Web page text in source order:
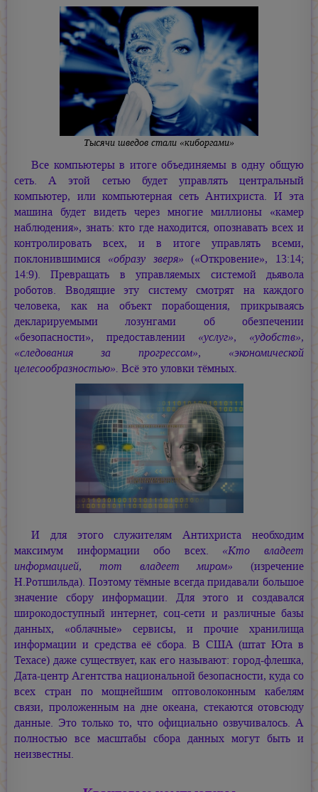
Тысячи шведов стали «киборгами»
Все компьютеры в итоге объединяемы в одну общую
сеть. А этой сетью будет управлять центральный
компьютер, или компьютерная сеть Антихриста. И эта
машина будет видеть через многие миллионы «камер
наблюдения», знать: кто где находится, опознавать всех и
контролировать всех, и в итоге управлять всеми,
поклонившимися «образу зверя» («Откровение», 13:14;
14:9). Превращать в управляемых системой дьявола
роботов. Вводящие эту систему смотрят на каждого
человека, как на объект порабощения, прикрываясь
декларируемыми лозунгами об обезпечении
«безопасности», предоставлении «услуг», «удобств»,
«следования за прогрессом», «экономической
целесообразностью». Всё это уловки тёмных.
И для этого служителям Антихриста необходим
максимум информации обо всех. «Кто владеет
информацией, тот владеет миром» (изречение
Н.Ротшильда). Поэтому тёмные всегда придавали большое
значение сбору информации. Для этого и создавался
широкодоступный интернет, соц-сети и различные базы
данных, «облачные» сервисы, и прочие хранилища
информации и средства её сбора. В США (штат Юта в
Техасе) даже существует, как его называют: город-флешка,
Дата-центр Агентства национальной безопасности, куда со
всех стран по мощнейшим оптоволоконным кабелям
связи, проложенным на дне океана, стекаются отовсюду
данные. Это только то, что официально озвучивалось. А
полностью все масштабы сбора данных могут быть и
неизвестны.